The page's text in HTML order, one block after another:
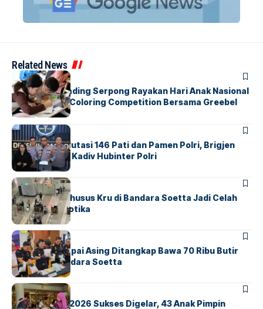
Related News
BERITAINDEX
Atria Hotel Gading Serpong Rayakan Hari Anak Nasional
Lewat Family Coloring Competition Bersama Greebel
Indonesia
BERITA
Mabes Polri Mutasi 146 Pati dan Pamen Polri, Brigjen
Untung Jabat Kadiv Hubinter Polri
BANDARABERITA
Ketika Jalur Khusus Kru di Bandara Soetta Jadi Celah
Sindikat Narkotika
BANDARA BERITA
Kopilot Maskapai Asing Ditangkap Bawa 70 Ribu Butir
Ekstasi di Bandara Soetta
BERITAINDEX
GM For A Day 2026 Sukses Digelar, 43 Anak Pimpin